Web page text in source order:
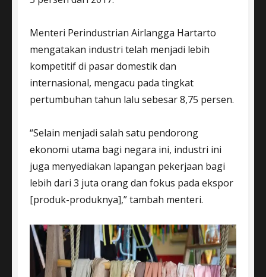
Menteri Perindustrian Airlangga Hartarto
mengatakan industri telah menjadi lebih
kompetitif di pasar domestik dan
internasional, mengacu pada tingkat
pertumbuhan tahun lalu sebesar 8,75 persen.
“Selain menjadi salah satu pendorong
ekonomi utama bagi negara ini, industri ini
juga menyediakan lapangan pekerjaan bagi
lebih dari 3 juta orang dan fokus pada ekspor
[produk-produknya],” tambah menteri.